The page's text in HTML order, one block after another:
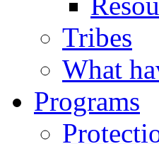
Tribes
What
Programs